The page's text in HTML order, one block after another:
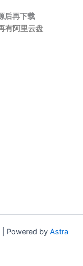
后再下载
有阿里云盘
Powered by Astra